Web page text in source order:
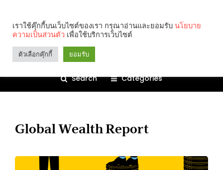
Search Categories
Global Wealth Report
เราใช้คุ๊กกี้บนเว็บไซต์ของเรา กรุณาอ่านและยอมรับ นโยบาย
ความเป็นส่วนตัว เพื่อใช้บริการเว็บไซต์
ตัวเลือกคุ๊กกี้ ยอมรับ